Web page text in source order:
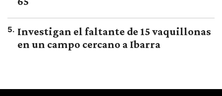
5. Investigan el faltante de 15 vaquillonas
en un campo cercano a Ibarra